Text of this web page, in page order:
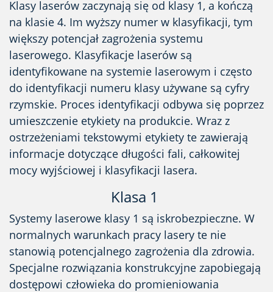
Klasy laserów zaczynają się od klasy 1, a kończą
na klasie 4. Im wyższy numer w klasyfikacji, tym
większy potencjał zagrożenia systemu
laserowego. Klasyfikacje laserów są
identyfikowane na systemie laserowym i często
do identyfikacji numeru klasy używane są cyfry
rzymskie. Proces identyfikacji odbywa się poprzez
umieszczenie etykiety na produkcie. Wraz z
ostrzeżeniami tekstowymi etykiety te zawierają
informacje dotyczące długości fali, całkowitej
mocy wyjściowej i klasyfikacji lasera.
Klasa 1
Systemy laserowe klasy 1 są iskrobezpieczne. W
normalnych warunkach pracy lasery te nie
stanowią potencjalnego zagrożenia dla zdrowia.
Specjalne rozwiązania konstrukcyjne zapobiegają
dostępowi człowieka do promieniowania